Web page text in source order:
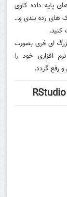
پایه داده کاوی
های رده بندیو…
ای فری بصورت
افزاری خود را
رفع گردد.